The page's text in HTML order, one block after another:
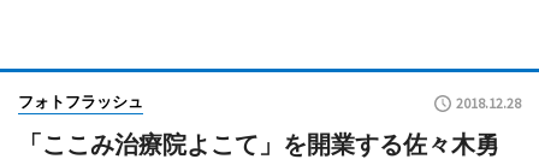
フォトフラッシュ 2018.12.28
「ここみ治療院よこて」を開業する佐々木勇